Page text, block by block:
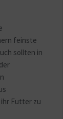
feinste
sollten in
Futter zu